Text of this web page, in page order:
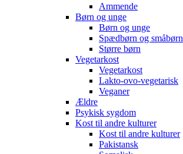
Ammende
Børn og unge
Børn og unge
Spædbørn og småbørn
Større børn
Vegetarkost
Vegetarkost
Lakto-ovo-vegetarisk
Veganer
Ældre
Psykisk sygdom
Kost til andre kulturer
Kost til andre kulturer
Pakistansk